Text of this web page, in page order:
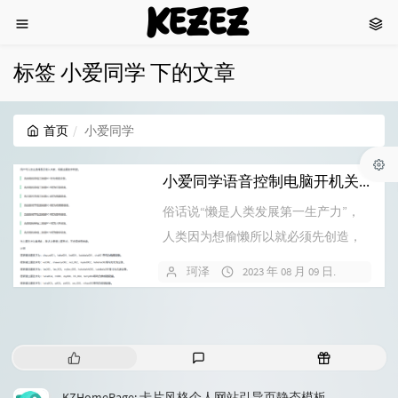
KEZEZ
标签 小爱同学 下的文章
首页 小爱同学
小爱同学语音控制电脑开机关机
俗话说“懒是人类发展第一生产力”，
人类因为想偷懒所以就必须先创造，
懒”的...
珂泽 2023 年 08 月 09 日
热
门
文
评
随